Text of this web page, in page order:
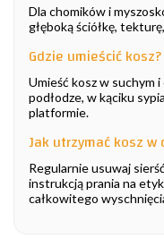
Dla chomików i
głęboką ściółkę,
Gdzie umieścić kosz?
Umieść kosz w suchym i
podłodze, w kąciku
platformie.
Jak utrzymać kosz w
Regularnie usuwaj
instrukcją prania na
całkowitego